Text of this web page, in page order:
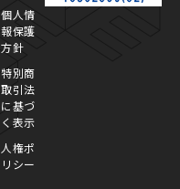
個人情
報保護
方針
特別商
取引法
に基づ
く表示
人権ポ
リシー